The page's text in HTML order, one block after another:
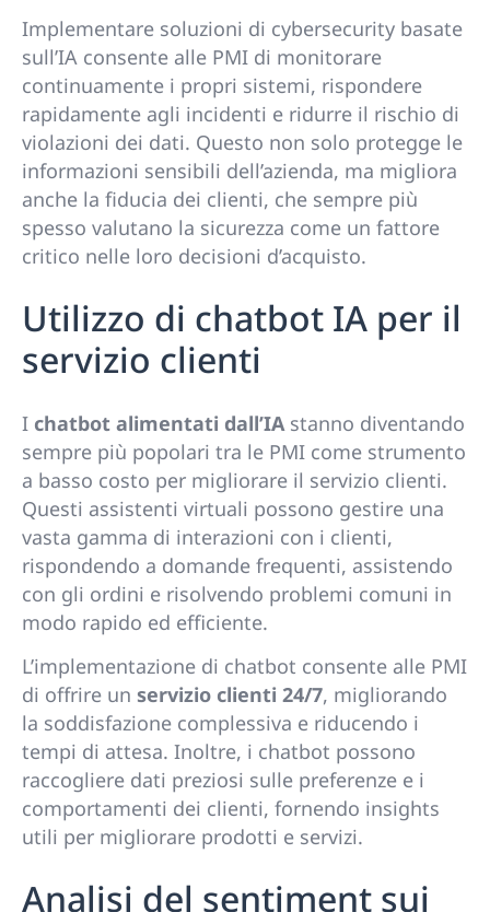
Implementare soluzioni di cybersecurity basate
sull’IA consente alle PMI di monitorare
continuamente i propri sistemi, rispondere
rapidamente agli incidenti e ridurre il rischio di
violazioni dei dati. Questo non solo protegge le
informazioni sensibili dell’azienda, ma migliora
anche la fiducia dei clienti, che sempre più
spesso valutano la sicurezza come un fattore
critico nelle loro decisioni d’acquisto.
Utilizzo di chatbot IA per il
servizio clienti
I chatbot alimentati dall’IAstanno diventando
sempre più popolari tra le PMI come strumento
a basso costo per migliorare il servizio clienti.
Questi assistenti virtuali possono gestire una
vasta gamma di interazioni con i clienti,
rispondendo a domande frequenti, assistendo
con gli ordini e risolvendo problemi comuni in
modo rapido ed efficiente.
L’implementazione di chatbot consente alle PMI
di offrire un servizio clienti 24/7, migliorando
la soddisfazione complessiva e riducendo i
tempi di attesa. Inoltre, i chatbot possono
raccogliere dati preziosi sulle preferenze e i
comportamenti dei clienti, fornendo insights
utili per migliorare prodotti e servizi.
Analisi del sentiment sui